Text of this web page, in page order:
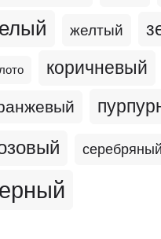
желтый
коричневый
серебряный